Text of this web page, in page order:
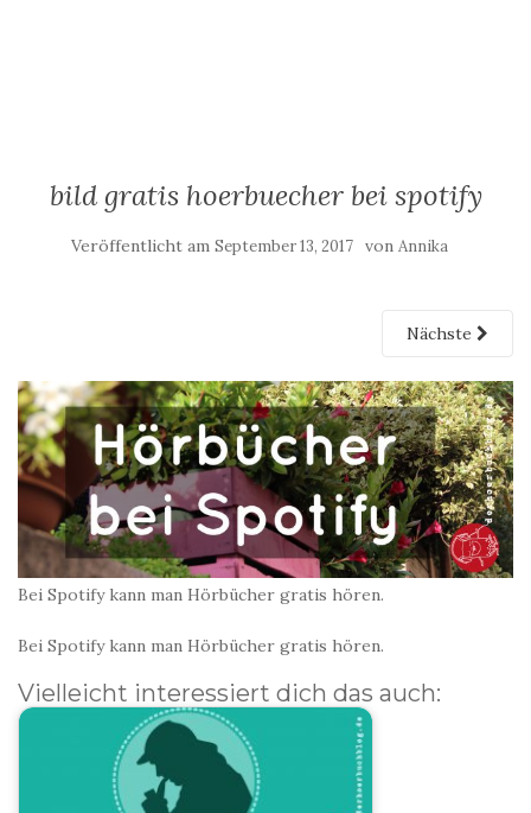
bild gratis hoerbuecher bei spotify
Veröffentlicht am September 13, 2017 von Annika
Nächste
Bei Spotify kann man Hörbücher gratis hören.
Bei Spotify kann man Hörbücher gratis hören.
Vielleicht interessiert dich das auch: